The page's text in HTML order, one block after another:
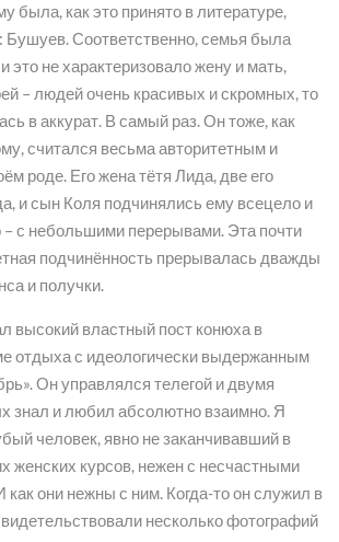
была, как это принято в литературе,
Бушуев. Соответственно, семья была
не характеризовало жену и мать,
– людей очень красивых и скромных, то
в аккурат. В самый раз. Он тоже, как
считался весьма авторитетным и
роде. Его жена тётя Лида, две его
и сын Коля подчинялись ему всецело и
– с небольшими перерывами. Эта почти
подчинённость прерывалась дважды
и получки.
высокий властный пост конюха в
отдыха с идеологически выдержанным
Он управлялся телегой и двумя
знал и любил абсолютно взаимно. Я
человек, явно не заканчивавший в
женских курсов, нежен с несчастными
они нежны с ним. Когда-то он служил в
несколько фотографий